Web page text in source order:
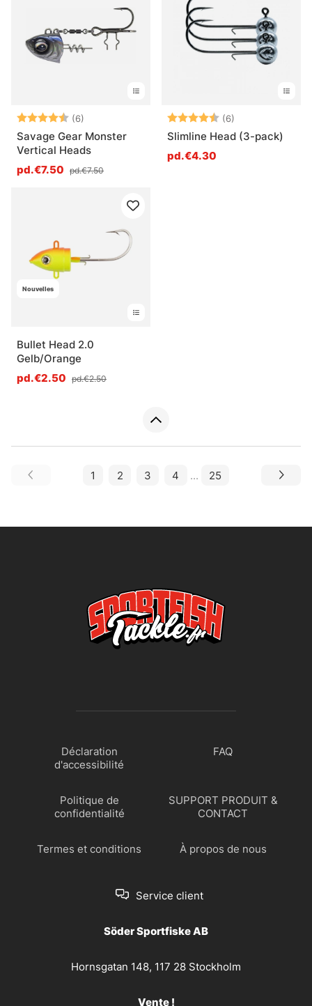
Note: (6)
Savage Gear Monster
Vertical Heads
pd.€7.50 pd.€7.50
Note: (6)
Slimline Head (3-pack)
pd.€4.30
Nouvelles
Bullet Head 2.0
Gelb/Orange
pd.€2.50 pd.€2.50
1 2 3 4 ... 25
Déclaration
d'accessibilité
FAQ
Politique de
confidentialité
SUPPORT PRODUIT &
CONTACT
Termes et conditions À propos de nous
Service client
Söder Sportfiske AB
Hornsgatan 148, 117 28 Stockholm
Vente !